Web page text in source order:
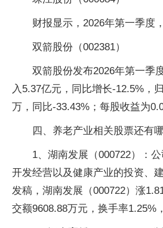
财报显示，2026年第一季度
双箭股份（002381）
双箭股份发布2026年第一季
入5.37亿元，同比增长-12.5%，
万，同比-33.43%；每股收益为
四、养老产业相关股票还有
1、湖南发展（000722）：
开发经营以及健康产业的投资、
发稿，湖南发展（000722）涨
交额9608.88万元，换手率1.25%